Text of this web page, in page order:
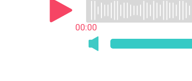
00:00